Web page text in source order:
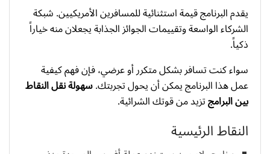
يقدم البرنامج قيمة استثنائية للمسافرين الأمريكيين. شبكة
الشركاء الواسعة وتقييمات الجوائز الجذابة يجعلان منه خياراً
ذكياً.
سواء كنت تسافر بشكل متكرر أو عرضي، فإن فهم كيفية
عمل هذا البرنامج يمكن أن يحول تجربتك.سهولة نقل النقاط
بين البرامجتزيد من قوتك الشرائية.
النقاط الرئيسية